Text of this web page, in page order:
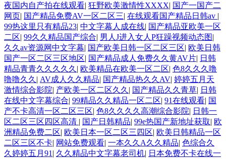
夜国内自产拍在线观看| 狂野欧美激情性XXXX| 国产一国产二
网页| 国产精品免费AV一区二区三| 在线观看国产精品日韩av |
99热这里只有精品23| 中文字幕人成在线| 国产精品亚欧美一区
二区| 99久久精品国产综合| 男人J进入女人P狂躁视频动态图|
久久av资源网中文字幕| 国产欧美日韩一区二区三区| 欧美日韩
国产一区二区三区地区| 国产精品成人免费久久黄AV片| 日韩
精品青青久久久久久 | 欧美精品在欧美一区二区| 色8久久久噜
噜噜久久 | AV成人久久精品| 国产精品热久久AV| 婷婷五月天
激情综合影院| 产欧美一区二区久久 | 国产精品久久青草| 日韩
在线中文字幕综合| 99精品久久精品一区二区| 91在线观看| 国
产不卡高清一区二区三区| 色8久久久久高潮综合影院| 日韩一
区二区三区四区高清 | 国产日韩精品| 99e热国产新地址获取| 欧
洲精品免费二区| 欧美日本一区二区三四区| 欧美日韩精品一区
二区三区不卡| 网站免费观看| 一本久久A久久精品| 色综合久
久婷婷五月91 | 久久精品中文字幕老司机| 日本免费不卡在线一